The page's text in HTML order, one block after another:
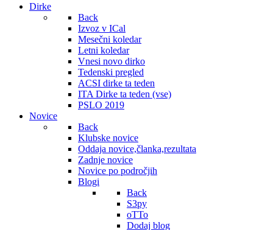
Dirke
Back
Izvoz v ICal
Mesečni koledar
Letni koledar
Vnesi novo dirko
Tedenski pregled
ACSI dirke ta teden
ITA Dirke ta teden (vse)
PSLO 2019
Novice
Back
Klubske novice
Oddaja novice,članka,rezultata
Zadnje novice
Novice po področjih
Blogi
Back
S3py
oTTo
Dodaj blog